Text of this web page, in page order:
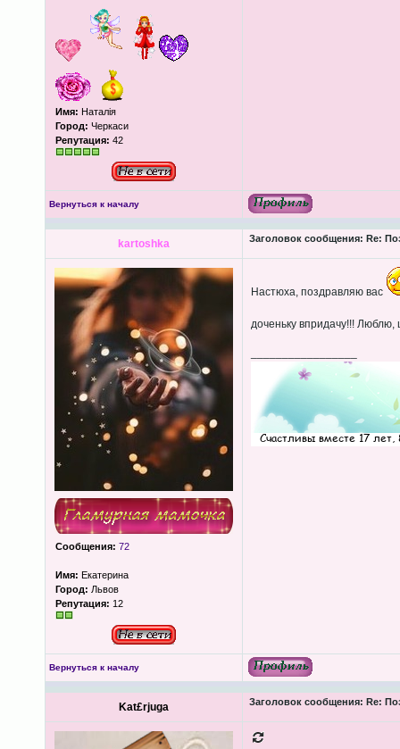
Имя: Наталія
Город: Черкаси
Репутация: 42
Вернуться к началу
kartoshka Заголовок сообщения: Re:
Сообщения: 72
Имя: Екатерина
Город: Львов
Репутация: 12
Настюха, поздравляю вас
доченьку впридачу!!!
Вернуться к началу
Kat£rjuga Заголовок сообщения: Re: